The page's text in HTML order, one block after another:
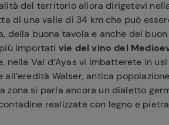
del territorio allora dirigetevi
di una valle di 34 km che può
della buona tavola e anche del
importati vie del vino del
nella Val d’Ayas vi imbatterete in
all’eredità Walser, antica
zona si parla ancora un dialetto
realizzate con legno e